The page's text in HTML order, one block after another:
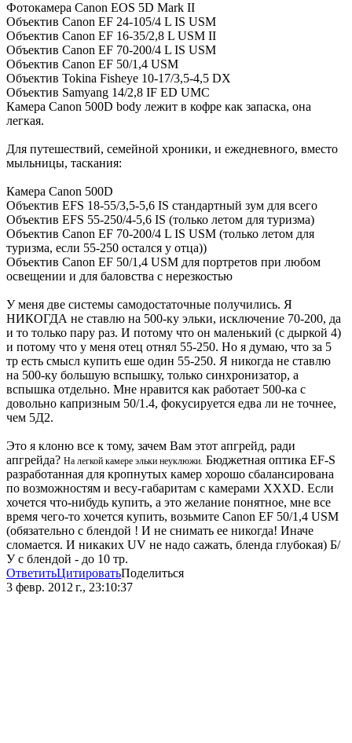
Фотокамера Canon EOS 5D Mark II
Объектив Canon EF 24-105/4 L IS USM
Объектив Canon EF 16-35/2,8 L USM II
Объектив Canon EF 70-200/4 L IS USM
Объектив Canon EF 50/1,4 USM
Объектив Tokina Fisheye 10-17/3,5-4,5 DX
Объектив Samyang 14/2,8 IF ED UMC
Камера Canon 500D body лежит в кофре как запаска, она
легкая.
Для путешествий, семейной хроники, и ежедневного, вместо
мыльницы, таскания:
Камера Canon 500D
Объектив EFS 18-55/3,5-5,6 IS стандартный зум для всего
Объектив EFS 55-250/4-5,6 IS (только летом для туризма)
Объектив Canon EF 70-200/4 L IS USM (только летом для
туризма, если 55-250 остался у отца))
Объектив Canon EF 50/1,4 USM для портретов при любом
освещении и для баловства с нерезкостью
У меня две системы самодостаточные получились. Я
НИКОГДА не ставлю на 500-ку эльки, исключение 70-200, да
и то только пару раз. И потому что он маленький (с дыркой 4)
и потому что у меня отец отнял 55-250. Но я думаю, что за 5
тр есть смысл купить еше один 55-250. Я никогда не ставлю
на 500-ку большую вспышку, только синхронизатор, а
вспышка отдельно. Мне нравится как работает 500-ка с
довольно капризным 50/1.4, фокусируется едва ли не точнее,
чем 5Д2.
Это я клоню все к тому, зачем Вам этот апгрейд, ради
апгрейда? На легкой камере эльки неуклюжи. Бюджетная оптика EF-S
разработанная для кропнутых камер хорошо сбалансирована
по возможностям и весу-габаритам с камерами XXXD. Если
хочется что-нибудь купить, а это желание понятное, мне все
время чего-то хочется купить, возьмите Canon EF 50/1,4 USM
(обязательно с блендой ! И не снимать ее никогда! Иначе
сломается. И никаких UV не надо сажать, бленда глубокая) Б/
У с блендой - до 10 тр.
ОтветитьЦитироватьПоделиться
3 февр. 2012 г., 23:10:37